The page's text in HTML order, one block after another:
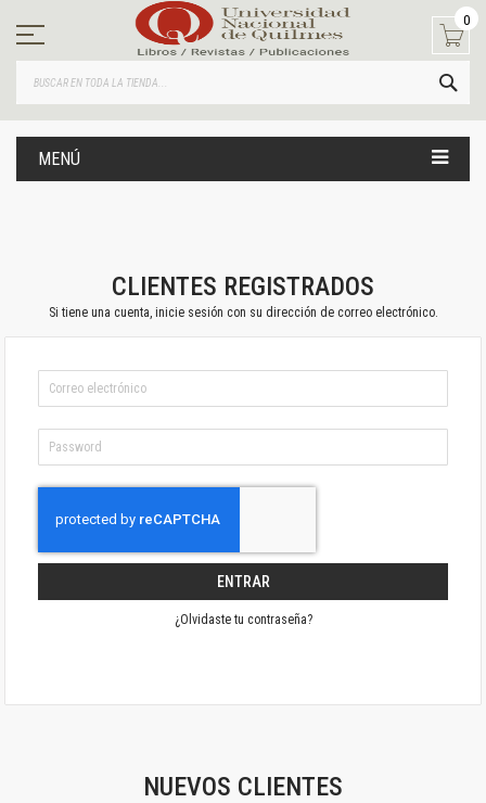
contenido
0
MENÚ
CLIENTES REGISTRADOS
Si tiene una cuenta, inicie sesión con su dirección de correo electrónico.
ENTRAR
¿Olvidaste tu contraseña?
NUEVOS CLIENTES